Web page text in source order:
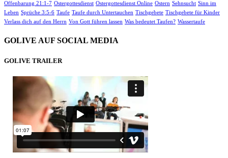
Offenbarung 21:1-7 Ostergottesdienst Ostergottesdienst Online Ostern Sehnsucht Sinn im
Leben Sprüche 3:5-6 Taufe Taufe durch Untertauchen Tischgebete Tischgebete für Kinder
Verlass dich auf den Herrn Von Gott führen lassen Was bedeutet Taufen? Wassertaufe
GOLIVE AUF SOCIAL MEDIA
GOLIVE TRAILER